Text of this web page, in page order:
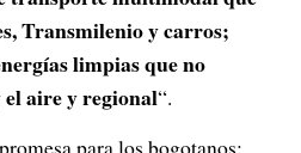
Transmilenio y carros;
limpias que no
aire y regional“.
para los bogotanos: